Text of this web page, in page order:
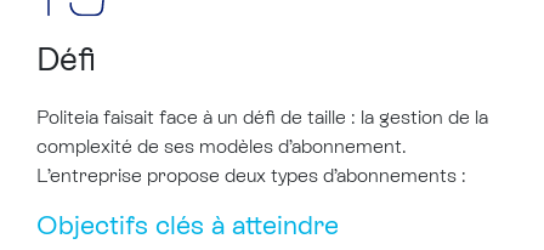
Défi
Politeia faisait face à un défi de taille : la gestion de la
complexité de ses modèles d’abonnement.
L’entreprise propose deux types d’abonnements :
Objectifs clés à atteindre